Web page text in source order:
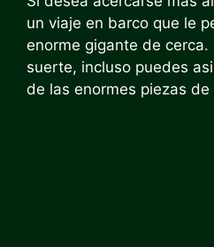
un viaje en barco que le
enorme gigante de cerca.
suerte, incluso puedes
de las enormes piezas de